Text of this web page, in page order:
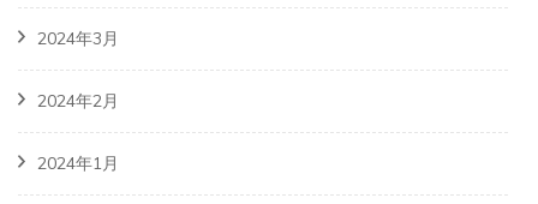
2024年3月
2024年2月
2024年1月